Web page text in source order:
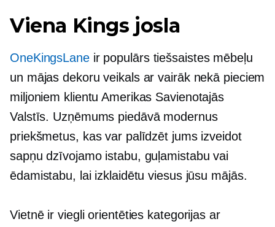
Viena Kings josla
OneKingsLaneir populārs tiešsaistes mēbeļu
un mājas dekoru veikals ar vairāk nekā pieciem
miljoniem klientu Amerikas Savienotajās
Valstīs. Uzņēmums piedāvā modernus
priekšmetus, kas var palīdzēt jums izveidot
sapņu dzīvojamo istabu, guļamistabu vai
ēdamistabu, lai izklaidētu viesus jūsu mājās.
Vietnē irviegli orientēties kategorijas ar